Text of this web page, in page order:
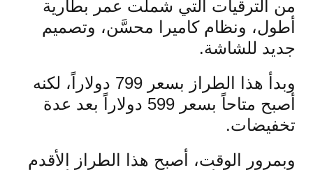
من الترقيات التي شملت عمر بطارية
أطول، ونظام كاميرا محسَّن، وتصميم
جديد للشاشة.
وبدأ هذا الطراز بسعر 799 دولاراً، لكنه
أصبح متاحاً بسعر 599 دولاراً بعد عدة
تخفيضات.
وبمرور الوقت، أصبح هذا الطراز الأقدم